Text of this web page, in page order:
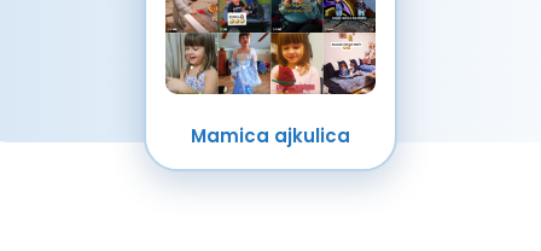
Mamica ajkulica